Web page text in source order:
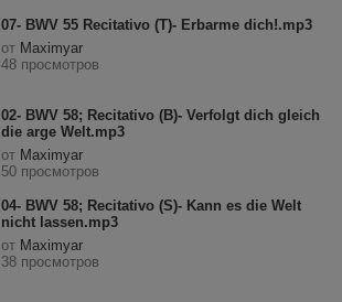
07- BWV 55 Recitativo (T)- Erbarme dich!.mp3
от Maximyar
48 просмотров
02- BWV 58; Recitativo (B)- Verfolgt dich gleich
die arge Welt.mp3
от Maximyar
50 просмотров
04- BWV 58; Recitativo (S)- Kann es die Welt
nicht lassen.mp3
от Maximyar
38 просмотров